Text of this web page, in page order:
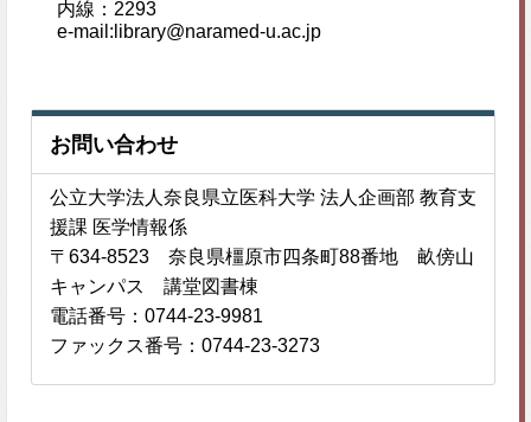
内線：2293
e-mail:library@naramed-u.ac.jp
お問い合わせ
公立大学法人奈良県立医科大学 法人企画部 教育支
援課 医学情報係
〒634-8523 奈良県橿原市四条町88番地 畝傍山
キャンパス 講堂図書棟
電話番号：0744-23-9981
ファックス番号：0744-23-3273